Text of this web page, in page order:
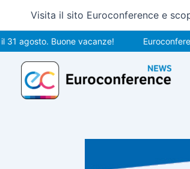
contenuto
Visita il sito Euroconference e
Buone vacanze! Euroconference